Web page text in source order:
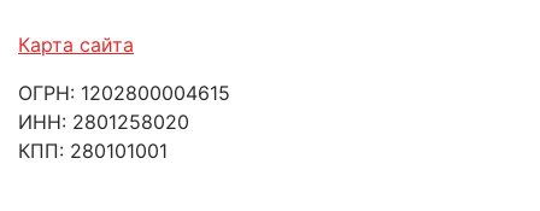
Карта сайта
ОГРН: 1202800004615
ИНН: 2801258020
КПП: 280101001